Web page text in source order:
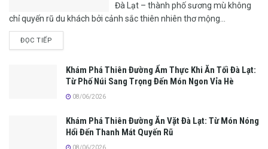
Đà Lạt – thành phố sương mù không
chỉ quyến rũ du khách bởi cảnh sắc thiên nhiên thơ mộng...
ĐỌC TIẾP
Khám Phá Thiên Đường Ẩm Thực Khi Ăn Tối Đà Lạt:
Từ Phố Núi Sang Trọng Đến Món Ngon Vỉa Hè
08/06/2026
Khám Phá Thiên Đường Ăn Vặt Đà Lạt: Từ Món Nóng
Hổi Đến Thanh Mát Quyến Rũ
08/06/2026